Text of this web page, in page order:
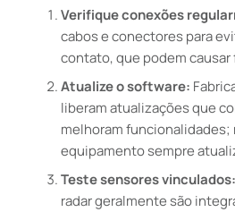
Verifique conexões
cabos e conectores para
contato, que podem
Atualize o software:
liberam atualizações que
melhoram funcionalidades;
equipamento sempre
Teste sensores vinculados:
radar geralmente são